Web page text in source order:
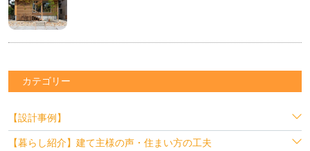
カテゴリー
【設計事例】
【暮らし紹介】建て主様の声・住まい方の工夫